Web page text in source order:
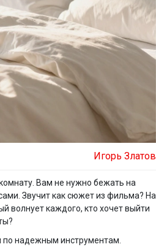
Игорь Златов
Вам не нужно бежать на
Звучит как сюжет из фильма? На
волнует каждого, кто хочет выйти
по надежным инструментам.